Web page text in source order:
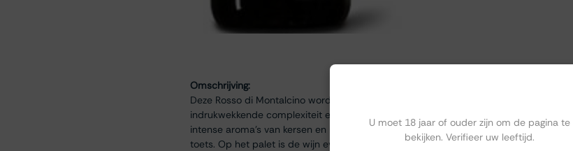
Omschrijving:
Deze Rosso di Montalcino wordt beschouwd als de ‘kleine broer’ van Brunello,
indrukwekkende complexiteit en elegantie. De wijn heeft een robijnrode kleur met
intense aroma’s van kersen en rode bessen naar voren, aangevuld met tonen van
toets. Op het palet is de wijn evenwichtig en fluweelzacht, met een frisse zuurgraad
U moet 18 jaar of ouder zijn om de pagina te
bekijken. Verifieer uw leeftijd.